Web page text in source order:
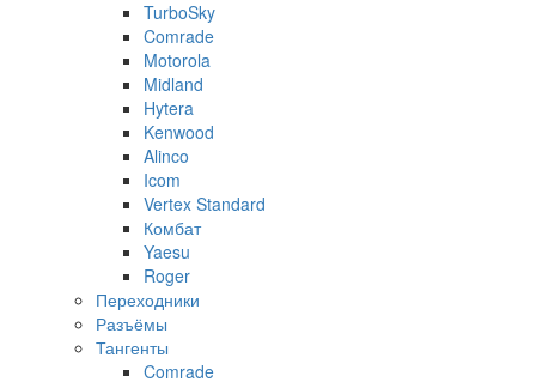
TurboSky
Comrade
Motorola
Midland
Hytera
Kenwood
Alinco
Icom
Vertex Standard
Комбат
Yaesu
Roger
Переходники
Разъёмы
Тангенты
Comrade